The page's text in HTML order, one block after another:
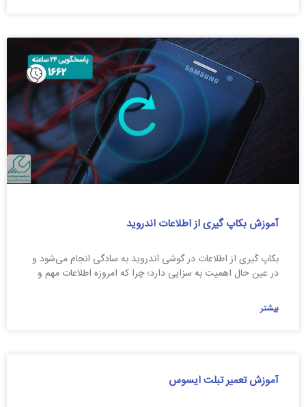
آموزش بکاپ گیری از اطلاعات اندروید
بکاپ گیری از اطلاعات در گوشی‌ اندروید به سادگی انجام می‌شود و
در عین حال اهمیت به سزایی دارد؛ چرا که امروزه اطلاعات مهم و
بیشتر
آموزش تعمیر تبلت ایسوس